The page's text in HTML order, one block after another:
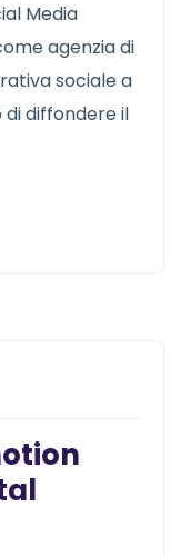
Media
agenzia di
sociale a
diffondere il